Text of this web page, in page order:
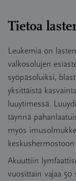
Tietoa
Leukemia on
valkosolujen
syöpäsoluiksi,
yksittäistä
luuytimessä.
täynnä
myös
Akuuttiin
vuosittain vajaa 50